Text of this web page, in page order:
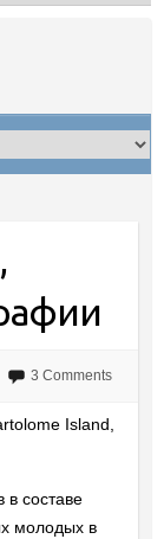
3 Comments
Island,
составе
молодых в